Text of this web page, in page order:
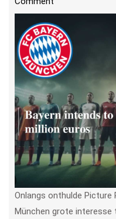
Onlangs onthulde
München grote